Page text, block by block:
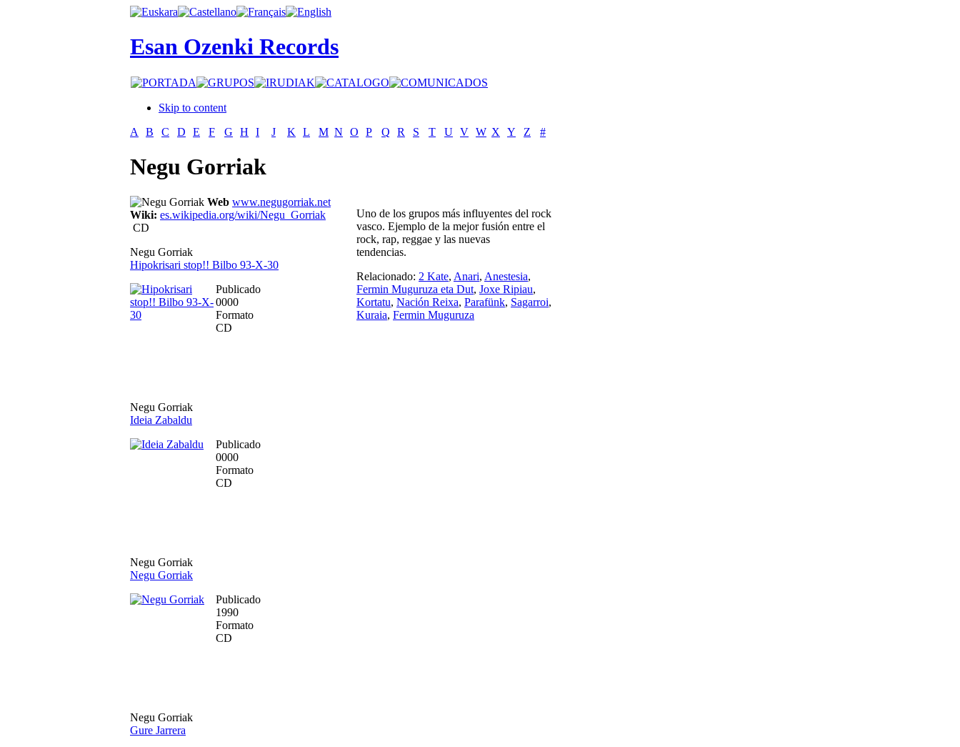
Esan Ozenki Records
Skip to content
A
B C D E F G H I J K L M N O P Q R S T U V W X Y Z #
Negu Gorriak
Web www.negugorriak.net
Wiki: es.wikipedia.org/wiki/Negu_Gorriak
CD
Negu Gorriak
Hipokrisari stop!! Bilbo 93-X-30
Publicado
0000
Formato
CD
Negu Gorriak
Ideia Zabaldu
Publicado
0000
Formato
CD
Negu Gorriak
Negu Gorriak
Publicado
1990
Formato
CD
Negu Gorriak
Gure Jarrera
Uno de los grupos más influyentes del rock
vasco. Ejemplo de la mejor fusión entre el
rock, rap, reggae y las nuevas
tendencias.
Relacionado: 2 Kate, Anari, Anestesia,
Fermin Muguruza eta Dut, Joxe Ripiau,
Kortatu, Nación Reixa, Parafünk, Sagarroi,
Kuraia, Fermin Muguruza